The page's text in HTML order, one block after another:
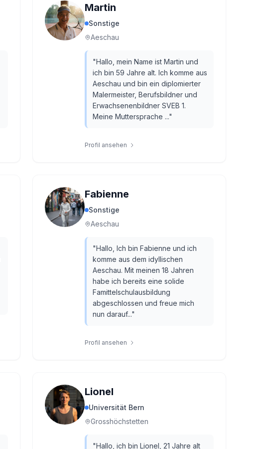
Martin
Sonstige
Aeschau
"Hallo, mein Name ist Martin und
ich bin 59 Jahre alt. Ich komme aus
Aeschau und bin ein diplomierter
Malermeister, Berufsbildner und
Erwachsenenbildner SVEB 1.
Meine Muttersprache ..."
Profil ansehen
Fabienne
Sonstige
Aeschau
"Hallo, Ich bin Fabienne und ich
komme aus dem idyllischen
Aeschau. Mit meinen 18 Jahren
habe ich bereits eine solide
Famittelschulausbildung
abgeschlossen und freue mich
nun darauf..."
Profil ansehen
Lionel
Universität Bern
Grosshöchstetten
"Hallo, ich bin Lionel, 21 Jahre alt